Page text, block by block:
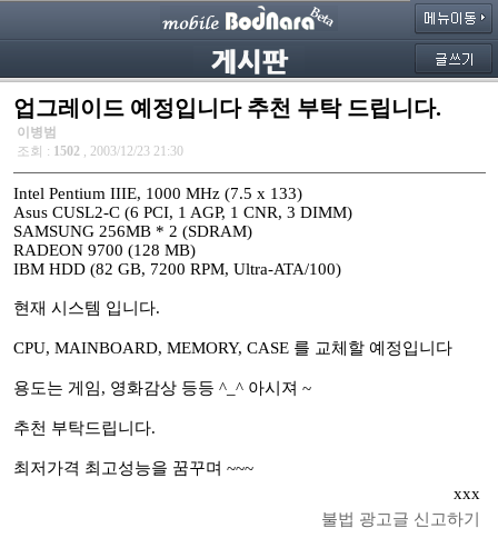
업그레이드 예정입니다 추천 부탁 드립니다.
이병범
조회 : 1502 , 2003/12/23 21:30
Intel Pentium IIIE, 1000 MHz (7.5 x 133)
Asus CUSL2-C (6 PCI, 1 AGP, 1 CNR, 3 DIMM)
SAMSUNG 256MB * 2 (SDRAM)
RADEON 9700 (128 MB)
IBM HDD (82 GB, 7200 RPM, Ultra-ATA/100)
현재 시스템 입니다.
CPU, MAINBOARD, MEMORY, CASE 를 교체할 예정입니다
용도는 게임, 영화감상 등등 ^_^ 아시져 ~
추천 부탁드립니다.
최저가격 최고성능을 꿈꾸며 ~~~
xxx
불법 광고글 신고하기